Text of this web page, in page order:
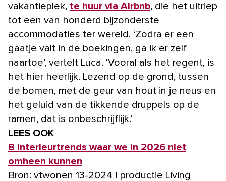
vakantieplek, te huur via Airbnb, die het uitriep
tot een van honderd bijzonderste
accommodaties ter wereld. ‘Zodra er een
gaatje valt in de boekingen, ga ik er zelf
naartoe’, vertelt Luca. ‘Vooral als het regent, is
het hier heerlijk. Lezend op de grond, tussen
de bomen, met de geur van hout in je neus en
het geluid van de tikkende druppels op de
ramen, dat is onbeschrijflijk.’
LEES OOK
8 interieurtrends waar we in 2026 niet
omheen kunnen
Bron: vtwonen 13-2024 | productie Living